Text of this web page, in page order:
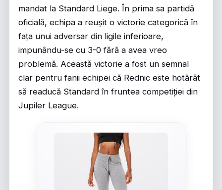
mandat la Standard Liege. În prima sa partidă
oficială, echipa a reușit o victorie categorică în
fața unui adversar din ligile inferioare,
impunându-se cu 3-0 fără a avea vreo
problemă. Această victorie a fost un semnal
clar pentru fanii echipei că Rednic este hotărât
să readucă Standard în fruntea competiției din
Jupiler League.